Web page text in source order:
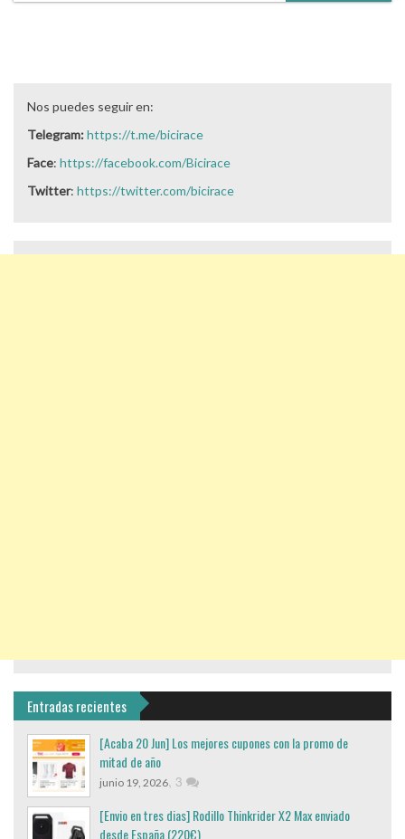
Nos puedes seguir en:
Telegram:https://t.me/bicirace
Face: https://facebook.com/Bicirace
Twitter: https://twitter.com/bicirace
Entradas recientes
[Acaba 20 Jun] Los mejores cupones con la promo de
mitad de año
junio 19, 2026 3
[Envio en tres dias] Rodillo Thinkrider X2 Max enviado
desde España (220€)